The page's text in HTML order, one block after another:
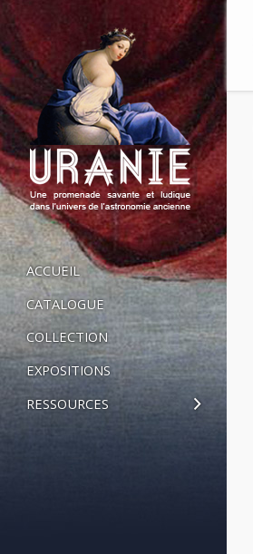
ACCUEIL
CATALOGUE
COLLECTION
EXPOSITIONS
RESSOURCES